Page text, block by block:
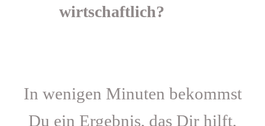
wirtschaftlich?
In wenigen Minuten bekommst
Du ein Ergebnis, das Dir hilft,